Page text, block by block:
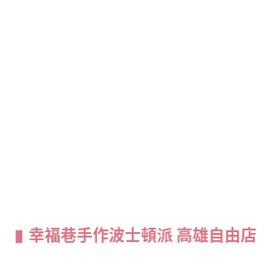
幸福巷手作波士頓派 高雄自由店